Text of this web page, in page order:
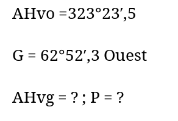
AHvo =323°23′,5
G = 62°52′,3 Ouest
AHvg = ? ; P = ?